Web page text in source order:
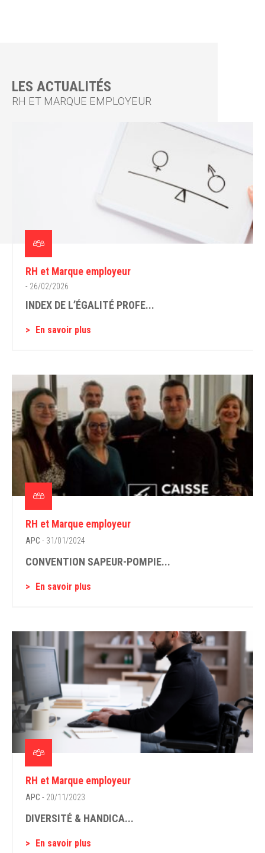
LES ACTUALITÉS
RH ET MARQUE EMPLOYEUR
RH et Marque employeur
- 26/02/2026
INDEX DE L’ÉGALITÉ PROFE...
En savoir plus
RH et Marque employeur
APC - 31/01/2024
CONVENTION SAPEUR-POMPIE...
En savoir plus
RH et Marque employeur
APC - 20/11/2023
DIVERSITÉ & HANDICA...
En savoir plus